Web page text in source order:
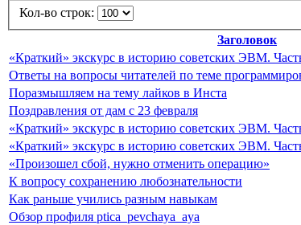
Кол-во строк:
Заголовок
«Краткий» экскурс в историю советских ЭВМ.
Ответы на вопросы читателей по теме
Поразмышляем на тему лайков в Инста
Поздравления от дам с 23 февраля
«Краткий» экскурс в историю советских ЭВМ.
«Краткий» экскурс в историю советских ЭВМ.
«Произошел сбой, нужно отменить операцию»
К вопросу сохранению любознательности
Как раньше учились разным навыкам
Обзор профиля ptica_pevchaya_aya